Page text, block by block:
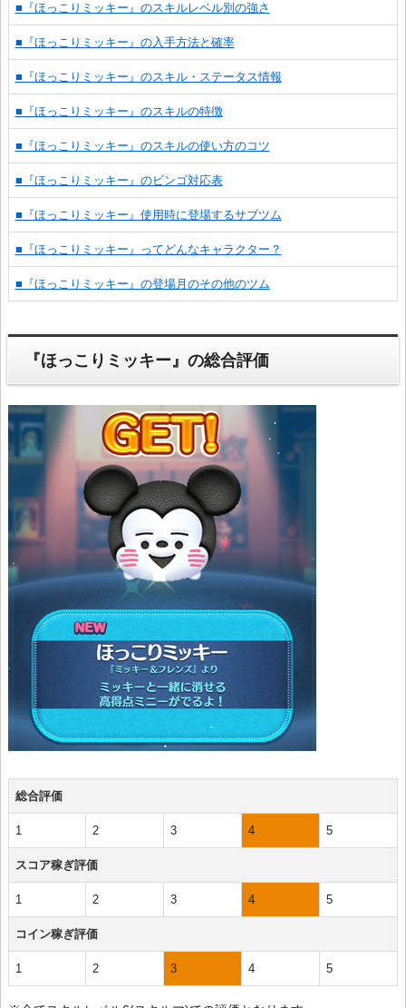
■『ほっこりミッキー』のスキルレベル別の強さ
■『ほっこりミッキー』の入手方法と確率
■『ほっこりミッキー』のスキル・ステータス情報
■『ほっこりミッキー』のスキルの特徴
■『ほっこりミッキー』のスキルの使い方のコツ
■『ほっこりミッキー』のビンゴ対応表
■『ほっこりミッキー』使用時に登場するサブツム
■『ほっこりミッキー』ってどんなキャラクター？
■『ほっこりミッキー』の登場月のその他のツム
『ほっこりミッキー』の総合評価
総合評価
1 2 3 4 5
スコア稼ぎ評価
1 2 3 4 5
コイン稼ぎ評価
1 2 3 4 5